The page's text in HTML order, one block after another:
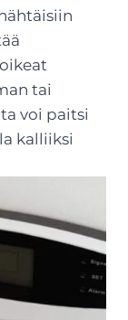
tai
voi paitsi
kalliiksi